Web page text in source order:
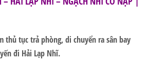
thủ tục trả phòng, di chuyển ra sân bay
đi Hải Lạp Nhĩ.